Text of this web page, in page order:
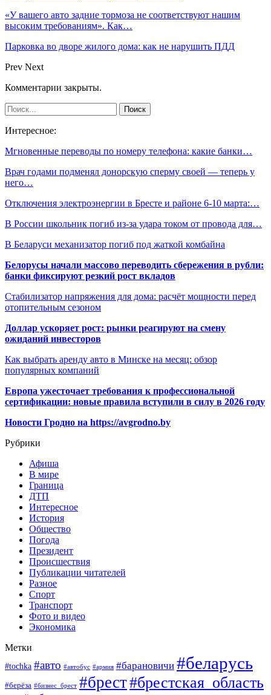
«У вашего авто задние тормоза не соответствуют нашим
высоким требованиям». Как…
Парковка во дворе жилого дома: как не нарушить ПДД
Prev Next
Комментарии закрыты.
Интересное:
Мгновенные переводы по номеру телефона: какие банки…
Врач годами подменял донорскую сперму своей — теперь у
него…
Отключения электроэнергии в Бресте и районе 6-10 марта:…
В России школьник погиб из-за удара током от провода для…
В Беларуси механизатор погиб под жаткой комбайна
Белорусы начали массово переводить сбережения в рубли:
банки фиксируют резкий рост вкладов
Стабилизатор напряжения для дома: расчёт мощности перед
отопительным сезоном
Доллар ускоряет рост: рынки реагируют на смену
ожиданий инвесторов
Как выбрать аренду авто в Минске на месяц: обзор
популярных компаний
Европа ужесточает требования к профессиональной
сертификации: новые правила вступили в силу в 2026 году
Новости Гродно на https://avgrodno.by
Рубрики
Афиша
В мире
Граница
ДТП
Интересное
История
Общество
Погода
Президент
Происшествия
Публикации читателей
Разное
Спорт
Транспорт
Фото и видео
Экономика
Метки
#tochka #авто #автобус #армия #барановичи #беларусь
#берёза #бизнес_брест #брест#брестская_область